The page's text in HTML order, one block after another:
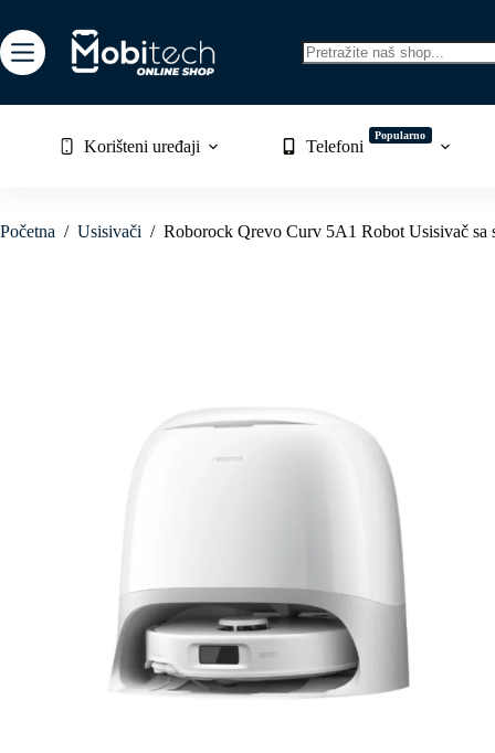
to
content
Korišteni uređaji Telefoni
Popularno
Početna / Usisivači / Roborock Qrevo Curv 5A1 Robot Usisivač sa